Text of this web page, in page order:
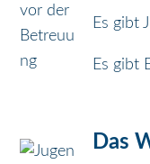
Es gibt
Es gibt
Das